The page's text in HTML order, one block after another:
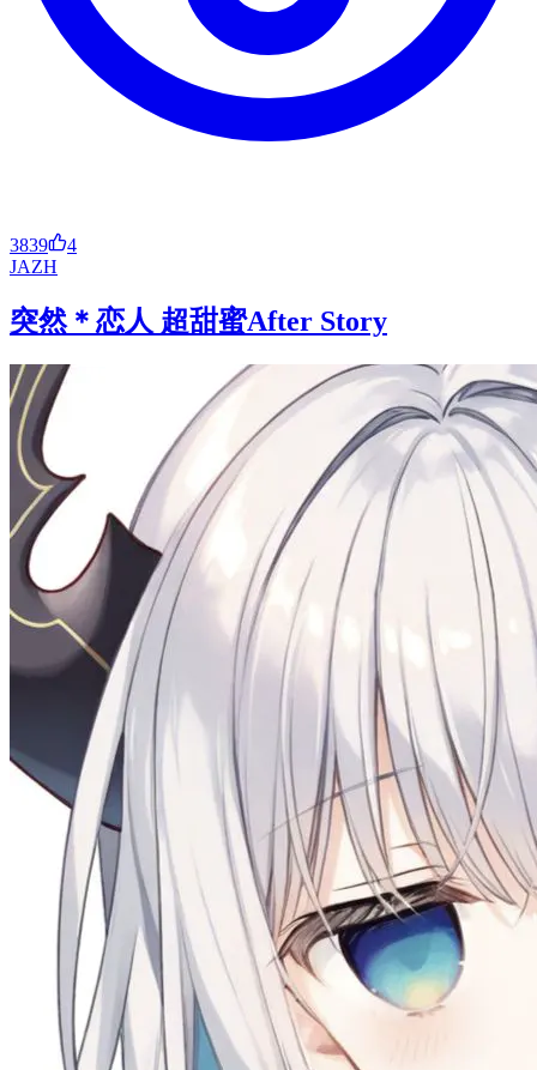
3839
4
JAZH
突然＊恋人 超甜蜜After Story